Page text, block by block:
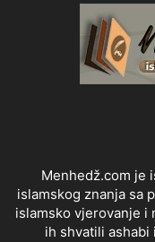
Menhedž.com je
islamskog znanja sa
islamsko vjerovanje i
ih shvatili